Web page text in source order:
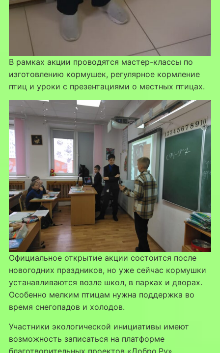
В рамках акции проводятся мастер-классы по
изготовлению кормушек, регулярное кормление
птиц и уроки с презентациями о местных птицах.
Официальное открытие акции состоится после
новогодних праздников, но уже сейчас кормушки
устанавливаются возле школ, в парках и дворах.
Особенно мелким птицам нужна поддержка во
время снегопадов и холодов.
Участники экологической инициативы имеют
возможность записаться на платформе